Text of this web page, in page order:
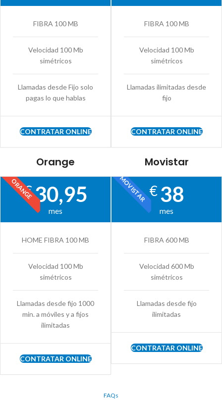
FIBRA 100 MB
Velocidad 100 Mb
simétricos
Llamadas desde Fijo solo
pagas lo que hablas
CONTRATAR ONLINE
FIBRA 100 MB
Velocidad 100 Mb
simétricos
Llamadas ilimitadas desde
fijo
CONTRATAR ONLINE
Orange
ORANGE
€30,95
mes
HOME FIBRA 100 MB
Velocidad 100 Mb
simétricos
Llamadas desde fijo 1000
min. a móviles y a fijos
ilimitadas
CONTRATAR ONLINE
Movistar
MOVISTAR€38
mes
FIBRA 600 MB
Velocidad 600 Mb
simétricos
Llamadas desde fijo
ilimitadas
CONTRATAR ONLINE
FAQs